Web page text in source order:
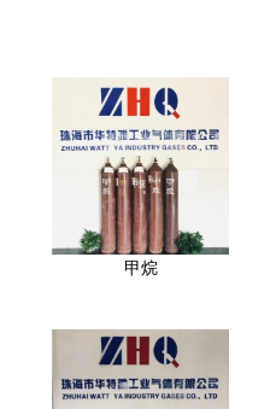
甲烷